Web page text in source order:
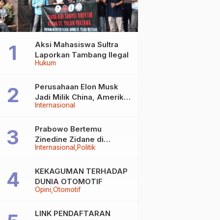
Hukum
Aksi Mahasiswa Sultra
Laporkan Tambang Ilegal
Internasional
Perusahaan Elon Musk
Jadi Milik China, Amerika
Ketar-ketir
Internasional Politik
Prabowo Bertemu
Zinedine Zidane di
Davos, Momen Hangat di
Opini Otomotif
KEKAGUMAN TERHADAP
DUNIA OTOMOTIF
LINK PENDAFTARAN